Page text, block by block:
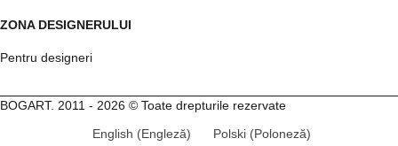
ZONA DESIGNERULUI
Pentru designeri
BOGART. 2011 - 2026 © Toate drepturile rezervate
English (Engleză) Polski (Poloneză)